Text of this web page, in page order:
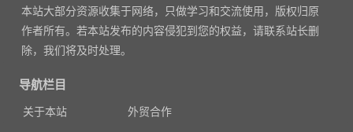
本站大部分资源收集于网络，只做学习和交流使用，版权归原
作者所有。若本站发布的内容侵犯到您的权益，请联系站长删
除，我们将及时处理。
导航栏目
关于本站 外贸合作